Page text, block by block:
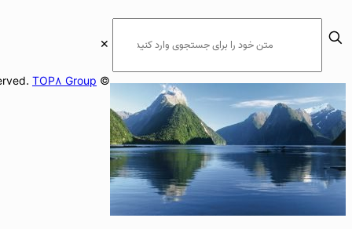
✕
© 2026Apply Options. All Rights Reserved.
TOP8 Group